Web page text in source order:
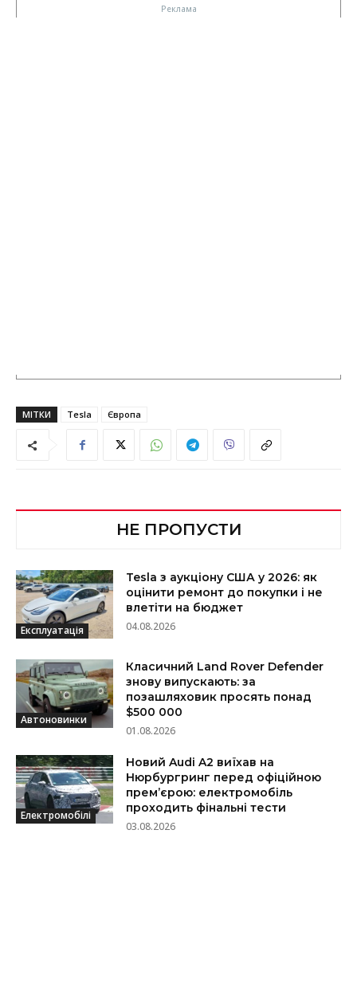
МІТКИ Tesla Європа
НЕ ПРОПУСТИ
Експлуатація
Tesla з аукціону США у 2026: як
оцінити ремонт до покупки і не
влетіти на бюджет
04.08.2026
Автоновинки
Класичний Land Rover Defender
знову випускають: за
позашляховик просять понад
$500 000
01.08.2026
Електромобілі
Новий Audi A2 виїхав на
Нюрбургринг перед офіційною
прем’єрою: електромобіль
проходить фінальні тести
03.08.2026